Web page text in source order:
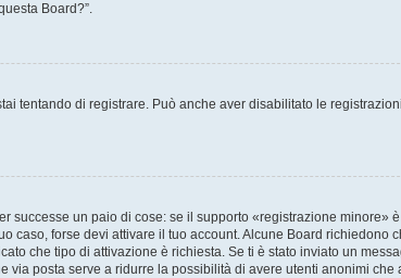
Board?”.
tentando di registrare. Può anche aver disabilitato le
successe un paio di cose: se il supporto «registrazione minore»
forse devi attivare il tuo account. Alcune Board richiedono
che tipo di attivazione è richiesta. Se ti è stato inviato un
posta serve a ridurre la possibilità di avere utenti anonimi che